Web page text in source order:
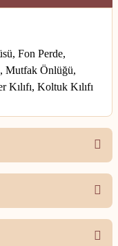
Fon Perde,
Mutfak Önlüğü,
Koltuk Kılıfı